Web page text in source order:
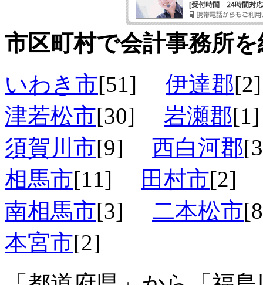
市区町村で会計事務所
いわき市[51] 伊達郡
津若松市[30] 岩瀬郡
須賀川市[9] 西白河郡
相馬市[11] 田村市
南相馬市[3] 二本松市
本宮市[2]